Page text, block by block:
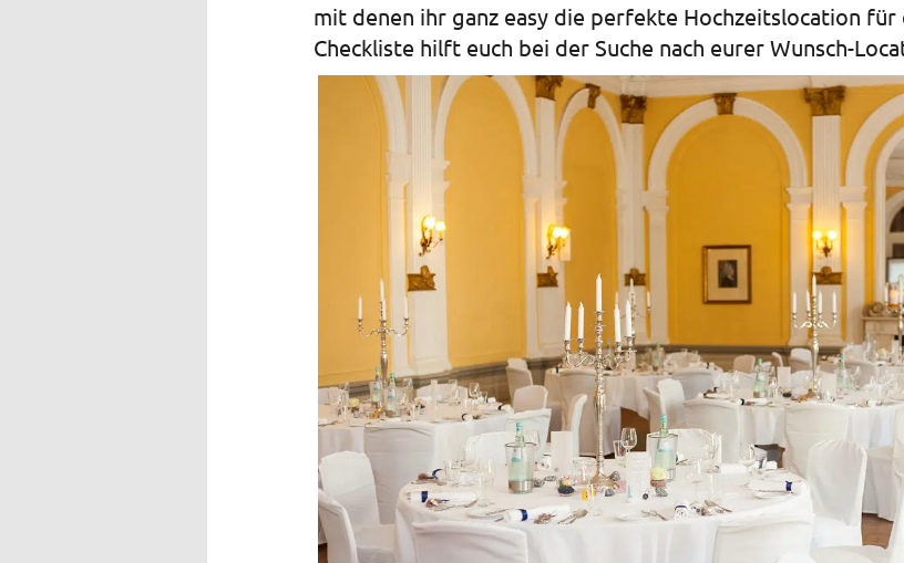
mit denen ihr ganz easy die perfekte Hochzeitslocation
Checkliste hilft euch bei der Suche nach eurer Wunsch-